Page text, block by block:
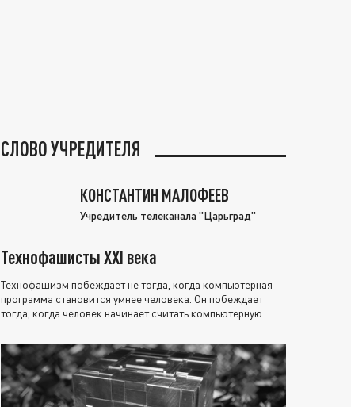
СЛОВО УЧРЕДИТЕЛЯ
КОНСТАНТИН МАЛОФЕЕВ
Учредитель телеканала "Царьград"
Технофашисты XXI века
Технофашизм побеждает не тогда, когда компьютерная
программа становится умнее человека. Он побеждает
тогда, когда человек начинает считать компьютерную